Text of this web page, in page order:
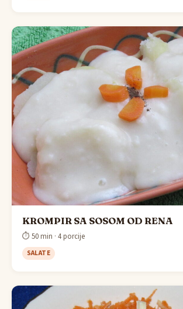
KROMPIR SA SOSOM OD RENA
⏱ 50 min · 4 porcije
SALATE